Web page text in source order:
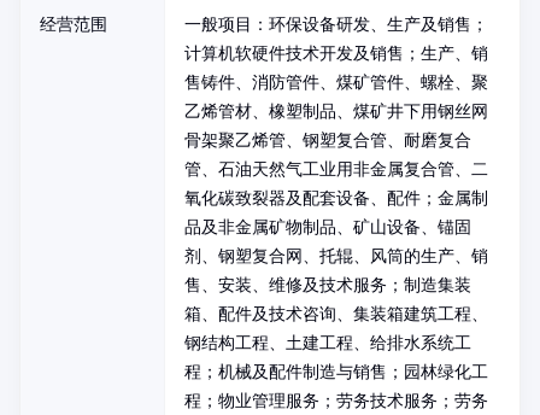
经营范围
一般项目：环保设备研发、生产及销售；
计算机软硬件技术开发及销售；生产、销
售铸件、消防管件、煤矿管件、螺栓、聚
乙烯管材、橡塑制品、煤矿井下用钢丝网
骨架聚乙烯管、钢塑复合管、耐磨复合
管、石油天然气工业用非金属复合管、二
氧化碳致裂器及配套设备、配件；金属制
品及非金属矿物制品、矿山设备、锚固
剂、钢塑复合网、托辊、风筒的生产、销
售、安装、维修及技术服务；制造集装
箱、配件及技术咨询、集装箱建筑工程、
钢结构工程、土建工程、给排水系统工
程；机械及配件制造与销售；园林绿化工
程；物业管理服务；劳务技术服务；劳务